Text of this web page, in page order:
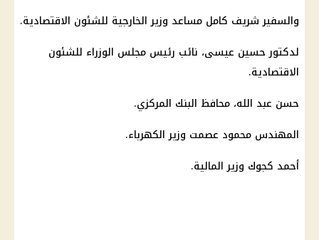
والسفير شريف كامل مساعد وزير الخارجية للشئون الاقتصادية.
لدكتور حسين عيسى، نائب رئيس مجلس الوزراء للشئون
الاقتصادية.
حسن عبد الله، محافظ البنك المركزي.
المهندس محمود عصمت وزير الكهرباء.
أحمد كجوك وزير المالية.